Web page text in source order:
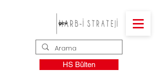
HS Bülten